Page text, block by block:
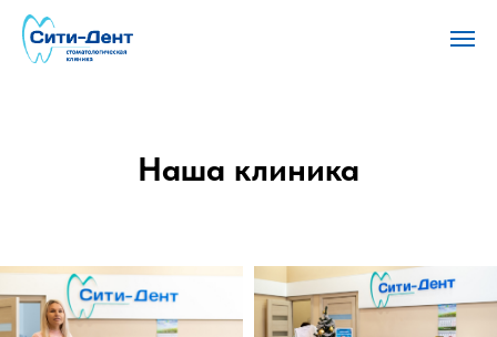
Наша клиника